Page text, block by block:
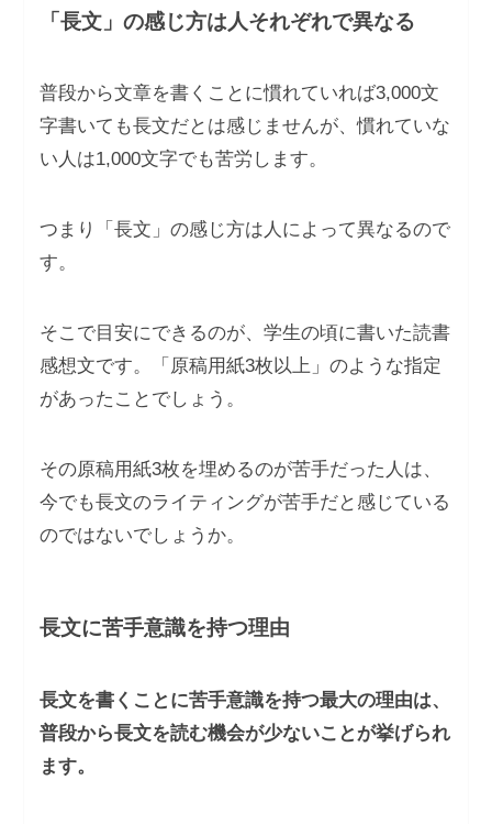
「長文」の感じ方は人それぞれで異なる
普段から文章を書くことに慣れていれば3,000文
字書いても長文だとは感じませんが、慣れていな
い人は1,000文字でも苦労します。
つまり「長文」の感じ方は人によって異なるので
す。
そこで目安にできるのが、学生の頃に書いた読書
感想文です。「原稿用紙3枚以上」のような指定
があったことでしょう。
その原稿用紙3枚を埋めるのが苦手だった人は、
今でも長文のライティングが苦手だと感じている
のではないでしょうか。
長文に苦手意識を持つ理由
長文を書くことに苦手意識を持つ最大の理由は、
普段から長文を読む機会が少ないことが挙げられ
ます。